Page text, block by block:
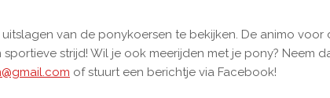
van de ponykoersen te bekijken. De animo voor
strijd! Wil je ook meerijden met je pony? Neem
of stuurt een berichtje via Facebook!